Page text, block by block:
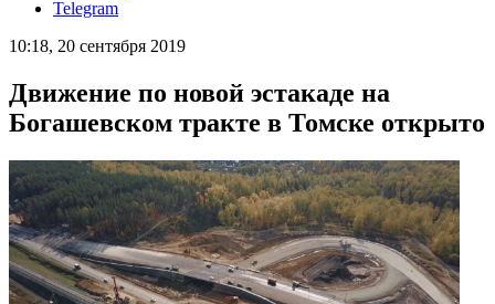
Telegram
10:18, 20 сентября 2019
Движение по новой эстакаде на
Богашевском тракте в Томске открыто